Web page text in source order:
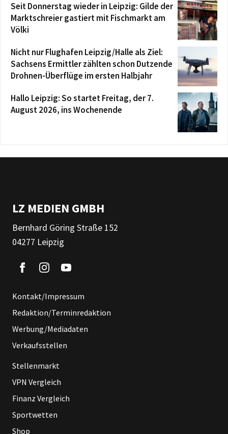
Seit Donnerstag wieder in Leipzig: Gilde der
Marktschreier gastiert mit Fischmarkt am
Völki
Nicht nur Flughafen Leipzig/Halle als Ziel:
Sachsens Ermittler zählten schon Dutzende
Drohnen-Überflüge im ersten Halbjahr
Hallo Leipzig: So startet Freitag, der 7.
August 2026, ins Wochenende
LZ MEDIEN GMBH
Bernhard Göring Straße 152
04277 Leipzig
Kontakt/Impressum
Redaktion/Terminredaktion
Werbung/Mediadaten
Verkaufsstellen
Stellenmarkt
VPN Vergleich
Finanz Vergleich
Sportwetten
Shop